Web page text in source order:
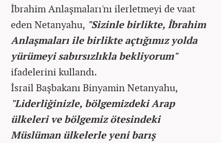
İbrahim Anlaşmaları'nı ilerletmeyi de vaat
eden Netanyahu, "Sizinle birlikte, İbrahim
Anlaşmaları ile birlikte açtığımız yolda
yürümeyi sabırsızlıkla bekliyorum"
ifadelerini kullandı.
İsrail Başbakanı Binyamin Netanyahu,
"Liderliğinizle, bölgemizdeki Arap
ülkeleri ve bölgemiz ötesindeki
Müslüman ülkelerle yeni barış